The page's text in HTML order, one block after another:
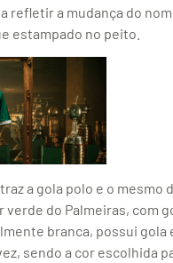
refletir a mudança do
estampado no peito.
a gola polo e o mesmo
verde do Palmeiras, com
branca, possui
sendo a cor escolhida